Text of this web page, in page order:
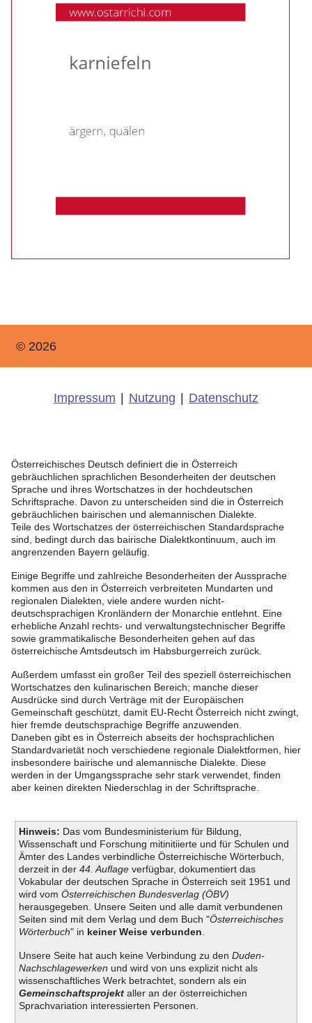
© 2026
Impressum Nutzung Datenschutz
Österreichisches Deutsch definiert die in Österreich
gebräuchlichen sprachlichen Besonderheiten der deutschen
Sprache und ihres Wortschatzes in der hochdeutschen
Schriftsprache. Davon zu unterscheiden sind die in Österreich
gebräuchlichen bairischen und alemannischen Dialekte.
Teile des Wortschatzes der österreichischen Standardsprache
sind, bedingt durch das bairische Dialektkontinuum, auch im
angrenzenden Bayern geläufig.
Einige Begriffe und zahlreiche Besonderheiten der Aussprache
kommen aus den in Österreich verbreiteten Mundarten und
regionalen Dialekten, viele andere wurden nicht-
deutschsprachigen Kronländern der Monarchie entlehnt. Eine
erhebliche Anzahl rechts- und verwaltungstechnischer Begriffe
sowie grammatikalische Besonderheiten gehen auf das
österreichische Amtsdeutsch im Habsburgerreich zurück.
Außerdem umfasst ein großer Teil des speziell österreichischen
Wortschatzes den kulinarischen Bereich; manche dieser
Ausdrücke sind durch Verträge mit der Europäischen
Gemeinschaft geschützt, damit EU-Recht Österreich nicht zwingt,
hier fremde deutschsprachige Begriffe anzuwenden.
Daneben gibt es in Österreich abseits der hochsprachlichen
Standardvarietät noch verschiedene regionale Dialektformen, hier
insbesondere bairische und alemannische Dialekte. Diese
werden in der Umgangssprache sehr stark verwendet, finden
aber keinen direkten Niederschlag in der Schriftsprache.
Hinweis: Das vom Bundesministerium für Bildung,
Wissenschaft und Forschung mitinitiierte und für Schulen und
Ämter des Landes verbindliche Österreichische Wörterbuch,
derzeit in der 44. Auflageverfügbar, dokumentiert das
Vokabular der deutschen Sprache in Österreich seit 1951 und
wird vom Österreichischen Bundesverlag (ÖBV)
herausgegeben. Unsere Seiten und alle damit verbundenen
Seiten sind mit dem Verlag und dem Buch "Österreichisches
Wörterbuch" in keiner Weise verbunden
Unsere Seite hat auch keine Verbindung zu den Duden-
Nachschlagewerken und wird von uns explizit nicht als
wissenschaftliches Werk betrachtet, sondern als ein
Gemeinschaftsprojektaller an der österreichichen
Sprachvariation interessierten Personen.